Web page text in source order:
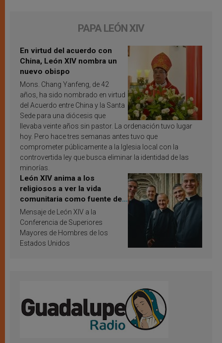
PAPA LEÓN XIV
En virtud del acuerdo con
China, León XIV nombra un
nuevo obispo
Mons. Chang Yanfeng, de 42
años, ha sido nombrado en virtud
del Acuerdo entre China y la Santa
Sede para una diócesis que
llevaba veinte años sin pastor. La ordenación tuvo lugar
hoy. Pero hace tres semanas antes tuvo que
comprometer públicamente a la Iglesia local con la
controvertida ley que busca eliminar la identidad de las
minorías.
León XIV anima a los
religiosos a ver la vida
comunitaria como fuente de
inspiración y santificación
Mensaje de León XIV a la
Conferencia de Superiores
Mayores de Hombres de los
Estados Unidos